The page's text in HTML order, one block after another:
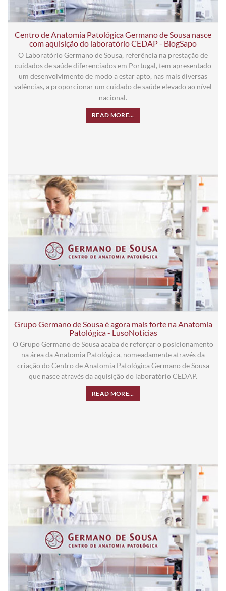
Centro de Anatomia Patológica Germano de Sousa nasce
com aquisição do laboratório CEDAP - BlogSapo
O Laboratório Germano de Sousa, referência na prestação de
cuidados de saúde diferenciados em Portugal, tem apresentado
um desenvolvimento de modo a estar apto, nas mais diversas
valências, a proporcionar um cuidado de saúde elevado ao nível
nacional.
READ MORE...
Grupo Germano de Sousa é agora mais forte na Anatomia
Patológica - LusoNotícias
O Grupo Germano de Sousa acaba de reforçar o posicionamento
na área da Anatomia Patológica, nomeadamente através da
criação do Centro de Anatomia Patológica Germano de Sousa
que nasce através da aquisição do laboratório CEDAP.
READ MORE...